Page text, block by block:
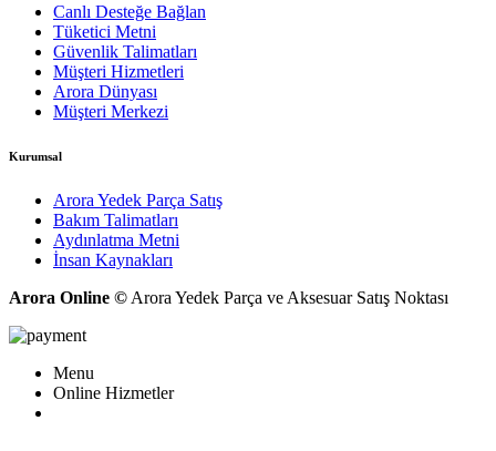
Canlı Desteğe Bağlan
Tüketici Metni
Güvenlik Talimatları
Müşteri Hizmetleri
Arora Dünyası
Müşteri Merkezi
Kurumsal
Arora Yedek Parça Satış
Bakım Talimatları
Aydınlatma Metni
İnsan Kaynakları
Arora Online © Arora Yedek Parça ve Aksesuar Satış Noktası
Menu
Online Hizmetler